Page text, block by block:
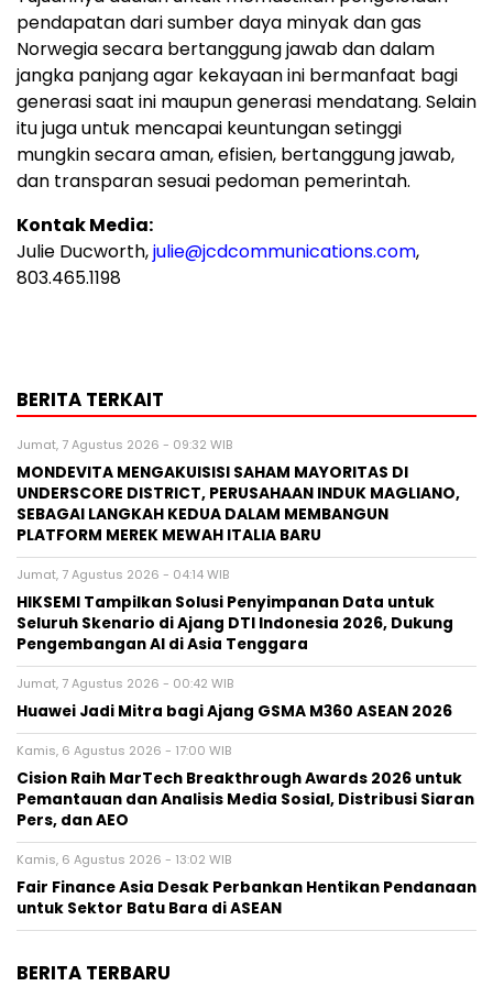
pendapatan dari sumber daya minyak dan gas
Norwegia secara bertanggung jawab dan dalam
jangka panjang agar kekayaan ini bermanfaat bagi
generasi saat ini maupun generasi mendatang. Selain
itu juga untuk mencapai keuntungan setinggi
mungkin secara aman, efisien, bertanggung jawab,
dan transparan sesuai pedoman pemerintah.
Kontak Media:
Julie Ducworth,julie@jcdcommunications.com,
803.465.1198
BERITA TERKAIT
Jumat, 7 Agustus 2026 - 09:32 WIB
MONDEVITA MENGAKUISISI SAHAM MAYORITAS DI
UNDERSCORE DISTRICT, PERUSAHAAN INDUK MAGLIANO,
SEBAGAI LANGKAH KEDUA DALAM MEMBANGUN
PLATFORM MEREK MEWAH ITALIA BARU
Jumat, 7 Agustus 2026 - 04:14 WIB
HIKSEMI Tampilkan Solusi Penyimpanan Data untuk
Seluruh Skenario di Ajang DTI Indonesia 2026, Dukung
Pengembangan AI di Asia Tenggara
Jumat, 7 Agustus 2026 - 00:42 WIB
Huawei Jadi Mitra bagi Ajang GSMA M360 ASEAN 2026
Kamis, 6 Agustus 2026 - 17:00 WIB
Cision Raih MarTech Breakthrough Awards 2026 untuk
Pemantauan dan Analisis Media Sosial, Distribusi Siaran
Pers, dan AEO
Kamis, 6 Agustus 2026 - 13:02 WIB
Fair Finance Asia Desak Perbankan Hentikan Pendanaan
untuk Sektor Batu Bara di ASEAN
BERITA TERBARU